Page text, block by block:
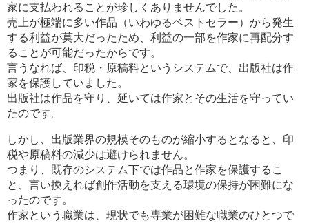
家に支払われることが珍しくありませんでした。
売上が極端に多い作品（いわゆるベストセラー）から発生
する利益が莫大だったため、利益の一部を作家に再配分す
ることが可能だったからです。
言うなれば、印税・原稿料というシステムで、出版社は作
家を保護していました。
出版社は作品を守り、延いては作家とその生活を守ってい
たのです。
しかし、出版業界の規模そのものが縮小するとなると、印
税や原稿料の減少は避けられません。
つまり、既存のシステム下では作品と作家を保護するこ
と、言い換えれば創作活動を支える環境の保持が困難にな
ったのです。
作家という職業は、現状でも専業が困難な職業のひとつで